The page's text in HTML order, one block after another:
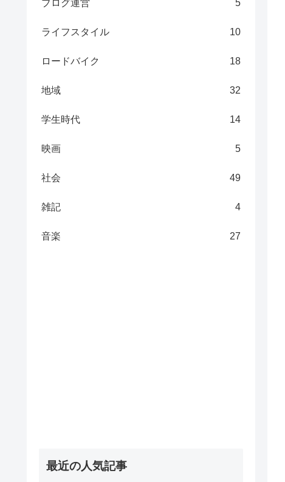
ブログ運営 5
ライフスタイル 10
ロードバイク 18
地域 32
学生時代 14
映画 5
社会 49
雑記 4
音楽 27
最近の人気記事